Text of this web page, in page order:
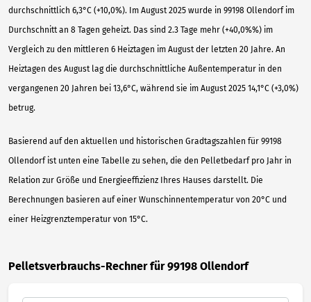
durchschnittlich 6,3°C (+10,0%). Im August 2025 wurde in 99198 Ollendorf im
Durchschnitt an 8 Tagen geheizt. Das sind 2.3 Tage mehr (+40,0%%) im
Vergleich zu den mittleren 6 Heiztagen im August der letzten 20 Jahre. An
Heiztagen des August lag die durchschnittliche Außentemperatur in den
vergangenen 20 Jahren bei 13,6°C, während sie im August 2025 14,1°C (+3,0%)
betrug.
Basierend auf den aktuellen und historischen Gradtagszahlen für 99198
Ollendorf ist unten eine Tabelle zu sehen, die den Pelletbedarf pro Jahr in
Relation zur Größe und Energieeffizienz Ihres Hauses darstellt. Die
Berechnungen basieren auf einer Wunschinnentemperatur von 20°C und
einer Heizgrenztemperatur von 15°C.
Pelletsverbrauchs-Rechner für 99198 Ollendorf